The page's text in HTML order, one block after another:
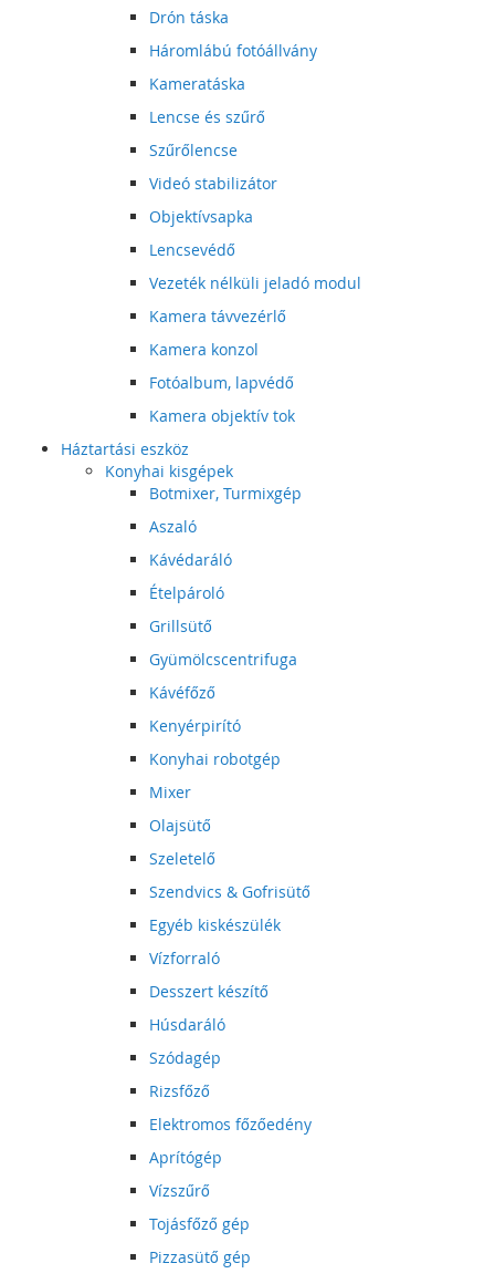
Drón táska
Háromlábú fotóállvány
Kameratáska
Lencse és szűrő
Szűrőlencse
Videó stabilizátor
Objektívsapka
Lencsevédő
Vezeték nélküli jeladó modul
Kamera távvezérlő
Kamera konzol
Fotóalbum, lapvédő
Kamera objektív tok
Háztartási eszköz
Konyhai kisgépek
Botmixer, Turmixgép
Aszaló
Kávédaráló
Ételpároló
Grillsütő
Gyümölcscentrifuga
Kávéfőző
Kenyérpirító
Konyhai robotgép
Mixer
Olajsütő
Szeletelő
Szendvics & Gofrisütő
Egyéb kiskészülék
Vízforraló
Desszert készítő
Húsdaráló
Szódagép
Rizsfőző
Elektromos főzőedény
Aprítógép
Vízszűrő
Tojásfőző gép
Pizzasütő gép